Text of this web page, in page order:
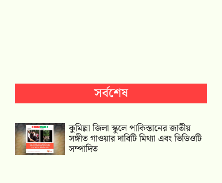
সর্বশেষ
কুমিল্লা জিলা স্কুলে পাকিস্তানের জাতীয়
সঙ্গীত গাওয়ার দাবিটি মিথ্যা এবং ভিডিওটি
সম্পাদিত